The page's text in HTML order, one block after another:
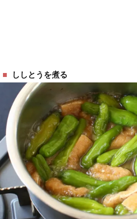
ししとうを煮る